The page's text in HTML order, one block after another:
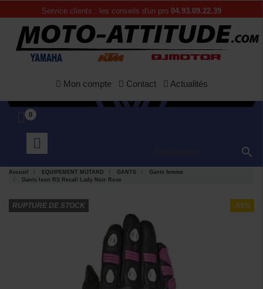
Service clients : les conseils d'un pro 04.93.09.22.39
Mon compte Contact Actualités
0

Accueil EQUIPEMENT MOTARD GANTS
Gants femme
Gants Ixon RS Recall Lady Noir Rose
-55%
RUPTURE DE STOCK